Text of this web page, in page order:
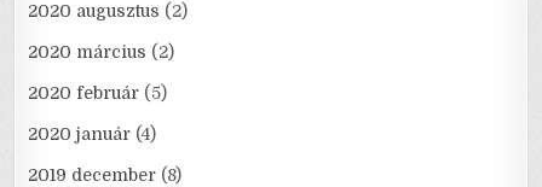
2020 augusztus (2)
2020 március (2)
2020 február (5)
2020 január (4)
2019 december (8)